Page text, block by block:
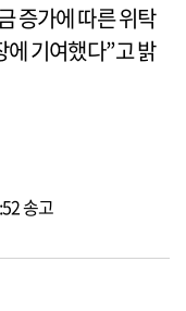
증가에 따른 위탁
에 기여했다”고 밝
송고